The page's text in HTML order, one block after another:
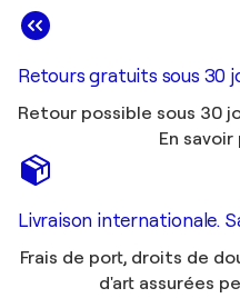
Retours gratuits sous 30
Retour possible sous 30
En savoir
Livraison internationale.
Frais de port, droits de
d'art assurées